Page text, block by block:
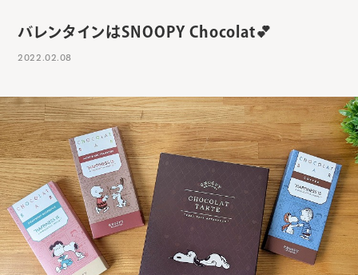
バレンタインはSNOOPY Chocolat💕
2022.02.08